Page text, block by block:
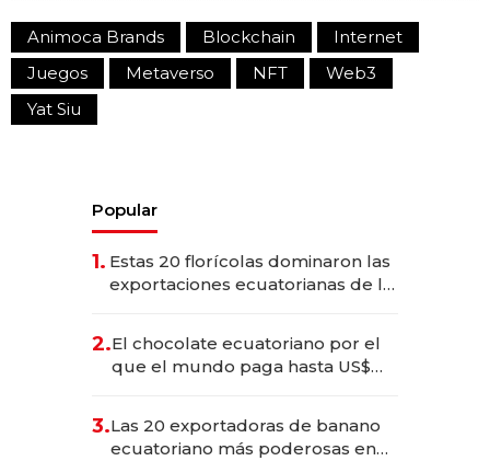
Animoca Brands Blockchain
Internet
Juegos
Metaverso NFT
Web3
Yat Siu
Popular
1. Estas 20 florícolas dominaron las
exportaciones ecuatorianas de la
2.El chocolate ecuatoriano por el
que el mundo paga hasta US$
3.Las 20 exportadoras de banano
ecuatoriano más poderosas en